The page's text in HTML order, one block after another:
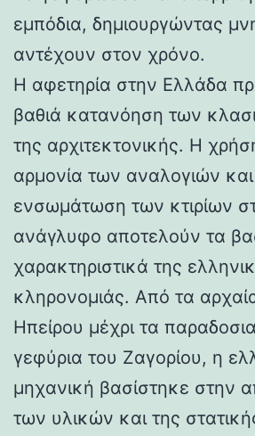
εμπόδια, δημιουργώντας
αντέχουν στον χρόνο.
Η αφετηρία στην Ελλάδα
βαθιά κατανόηση των
της αρχιτεκτονικής. Η
αρμονία των αναλογιών
ενσωμάτωση των κτιρίων
ανάγλυφο αποτελούν τα
χαρακτηριστικά της
κληρονομιάς. Από τα
Ηπείρου μέχρι τα
γεφύρια του Ζαγορίου, η
μηχανική βασίστηκε στην
των υλικών και της